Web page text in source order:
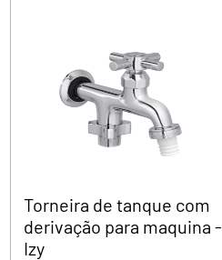
Torneira de tanque com
derivação para maquina -
Izy